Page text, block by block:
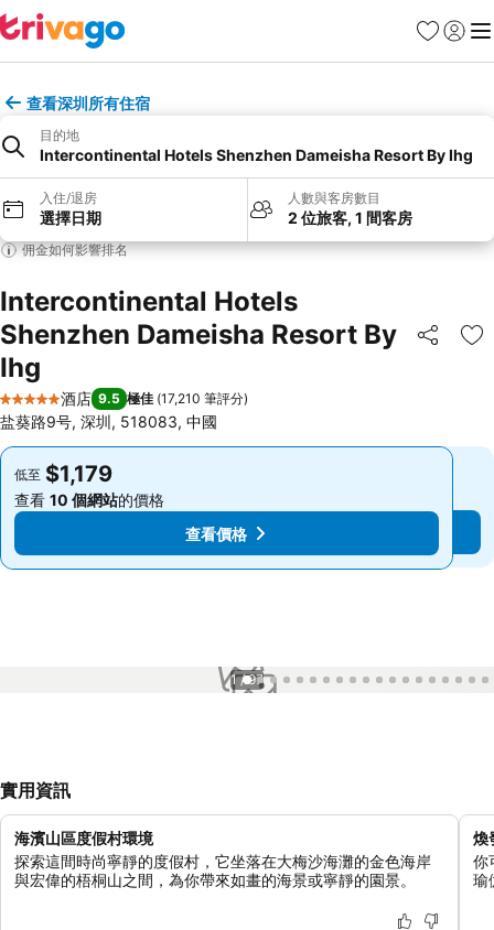
收藏夾
登入 選
查看深圳所有住宿
目的地
Intercontinental Hotels Shenzhen Dameisha Resort By Ihg
入住/退房
選擇日期
人數與客房數目
2 位旅客, 1 間客房
佣金如何影響排名
Intercontinental Hotels
Shenzhen Dameisha Resort By
Ihg
分享 放
5 星級
酒店 9.5 極佳 (17,210 筆評分)
盐葵路9号, 深圳, 518083, 中國
低至 $1,179
查看 10 個網站的價格
查看價格
低至 $1,179
查看 10 個網站的價格
查看價格
1 / 97
實用資訊
海濱山區度假村環境
探索這間時尚寧靜的度假村，它坐落在大梅沙海灘的金色海岸
與宏偉的梧桐山之間，為你帶來如畫的海景或寧靜的園景。
煥
你
瑜